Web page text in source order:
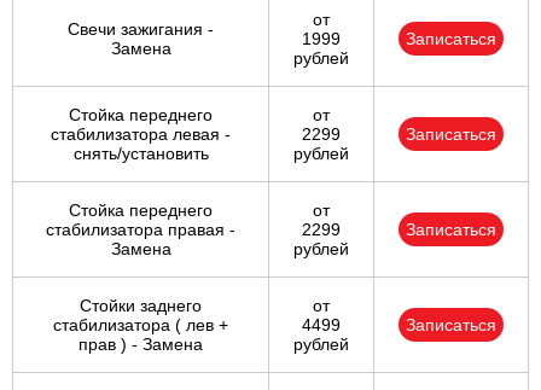
Свечи зажигания -
Замена
от
1999
рублей
Записаться
Стойка переднего
стабилизатора левая -
снять/установить
от
2299
рублей
Записаться
Стойка переднего
стабилизатора правая -
Замена
от
2299
рублей
Записаться
Стойки заднего
стабилизатора ( лев +
прав ) - Замена
от
4499
рублей
Записаться